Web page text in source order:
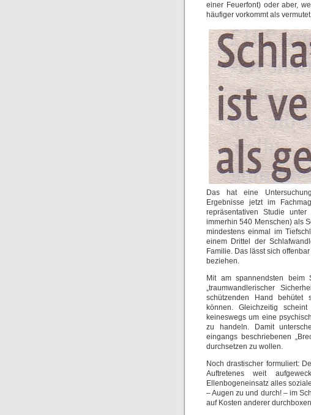
einer Feuerfont) oder aber,
häufiger vorkommt als
Das hat eine
Ergebnisse jetzt im
repräsentativen Studie
immerhin 540 Menschen) als
mindestens einmal im
einem Drittel der
Familie. Das lässt sich
beziehen.
Mit am spannendsten beim
„traumwandlerischer
schützenden Hand behütet
können. Gleichzeitig
keineswegs um eine
zu handeln. Damit
eingangs beschriebenen
durchsetzen zu wollen.
Noch drastischer formuliert:
Auftretenes weit
Ellenbogeneinsatz alles
– Augen zu und durch! – im
auf Kosten anderer